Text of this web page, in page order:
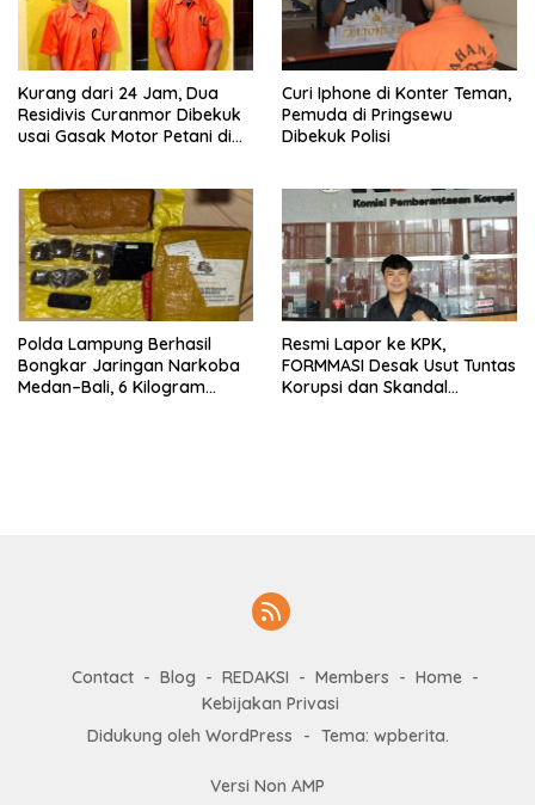
Kurang dari 24 Jam, Dua
Residivis Curanmor Dibekuk
usai Gasak Motor Petani di
Curi Iphone di Konter Teman,
Pemuda di Pringsewu
Dibekuk Polisi
Polda Lampung Berhasil
Bongkar Jaringan Narkoba
Medan–Bali, 6 Kilogram
Resmi Lapor ke KPK,
FORMMASI Desak Usut Tuntas
Korupsi dan Skandal
Contact Blog REDAKSI Members
Home
Kebijakan Privasi
Didukung oleh WordPress
- Tema: wpberita.
Versi Non AMP